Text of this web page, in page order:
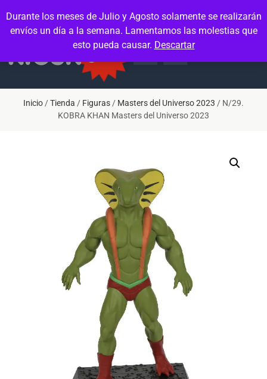
Durante los meses de Julio y Agosto solamente se realizarán
envíos un día a la semana. Lamentamos las molestias que
esto pueda causar. Descartar
Inicio /Tienda / Figuras / Masters del Universo 2023 / N/29.
KOBRA KHAN Masters del Universo 2023